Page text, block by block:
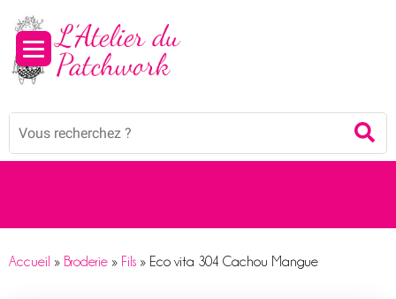
Mots
Accueil » Broderie » Fils » Eco vita 304 Cachou Mangue